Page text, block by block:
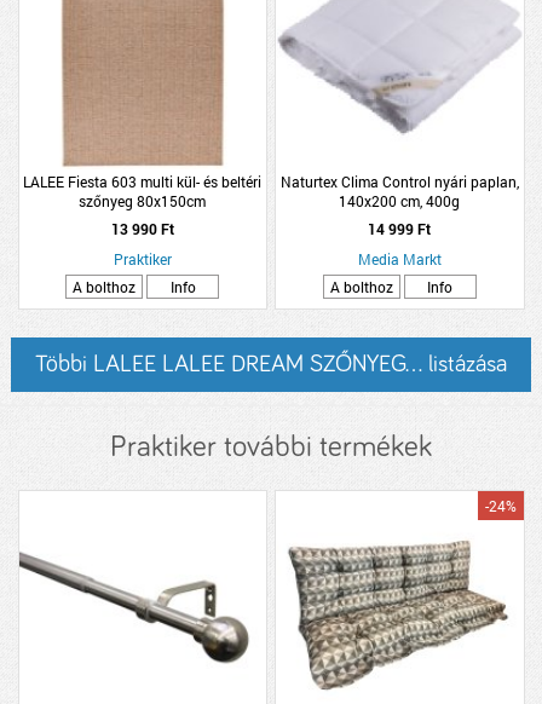
LALEE Fiesta 603 multi kül- és beltéri
szőnyeg 80x150cm
13 990 Ft
Praktiker
A bolthoz
Info
Naturtex Clima Control nyári paplan,
140x200 cm, 400g
14 999 Ft
Media Markt
A bolthoz
Info
Többi LALEE LALEE DREAM SZŐNYEG... listázása
Praktiker további termékek
-24%